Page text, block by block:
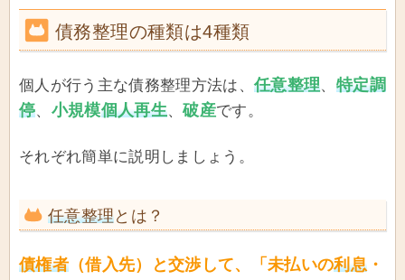
債務整理の種類は4種類
個人が行う主な債務整理方法は、任意整理、 特定調
停、 小規模個人再生、破産です。
それぞれ簡単に説明しましょう。
任意整理とは？
債権者 （借入先）と交渉して、「未払いの利息 ・